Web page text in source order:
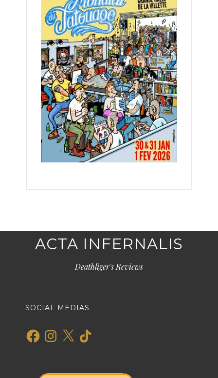
ACTA INFERNALIS
Deathliger's Reviews
SOCIAL MEDIAS
FacebookInstagram
X TikTok